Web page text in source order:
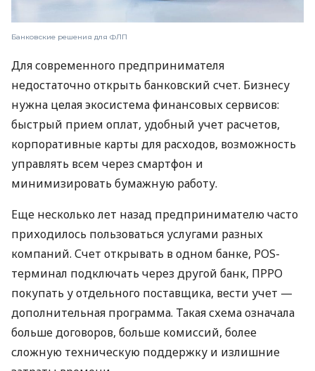
Банковские решения для ФЛП
Для современного предпринимателя
недостаточно открыть банковский счет. Бизнесу
нужна целая экосистема финансовых сервисов:
быстрый прием оплат, удобный учет расчетов,
корпоративные карты для расходов, возможность
управлять всем через смартфон и
минимизировать бумажную работу.
Еще несколько лет назад предпринимателю часто
приходилось пользоваться услугами разных
компаний. Счет открывать в одном банке, POS-
терминал подключать через другой банк, ПРРО
покупать у отдельного поставщика, вести учет —
дополнительная программа. Такая схема означала
больше договоров, больше комиссий, более
сложную техническую поддержку и излишние